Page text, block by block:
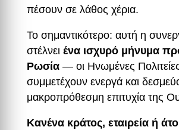
πέσουν σε λάθος χέρια.
Το σημαντικότερο: αυτή η
στέλνει ένα ισχυρό μήνυμα
Ρωσία— οι Ηνωμένες
συμμετέχουν ενεργά και
μακροπρόθεσμη επιτυχία της
Κανένα κράτος, εταιρεία ή